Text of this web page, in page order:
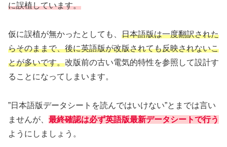
に誤植しています。
仮に誤植が無かったとしても、 日本語版は一度翻訳された
らそのままで、後に英語版が改版されても反映されないこ
とが多いです。改版前の古い電気的特性を参照して設計す
ることになってしまいます。
”日本語版データシートを読んではいけない”とまでは言い
ませんが、 最終確認は必ず英語版最新データシートで行う
ようにしましょう。